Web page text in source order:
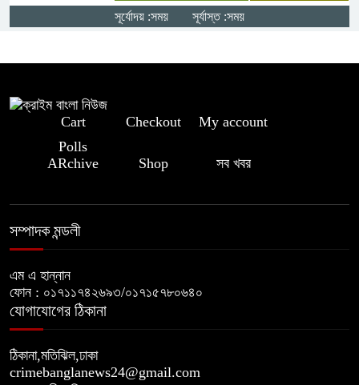
চার বিয়ের দাবির মধ্যেই আরেক নারীর ঘরে
সূর্যোদয় :সময়
সূর্যাস্ত :সময়
Cart Checkout
My account
Polls
ARchive
Shop সব খবর
সম্পাদক মন্ডলী
এম এ হান্নান
ফোন : ০১৭১১৭৪২৬৯৩/০১৭১৫৭৮০৬৪০
যোগাযোগের ঠিকানা
ঠিকানা,মতিঝিল,ঢাকা
crimebanglanews24@gmail.com